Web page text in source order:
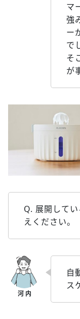
マ
強
ー
で
そ
が
Q. 展開して
えください。
自
ス